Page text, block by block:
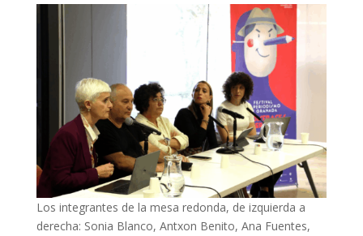
Los integrantes de la mesa redonda, de izquierda a
derecha: Sonia Blanco, Antxon Benito, Ana Fuentes,